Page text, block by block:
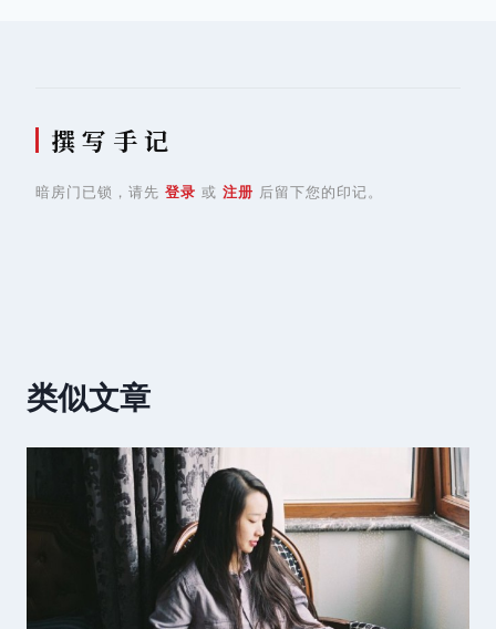
撰 写 手 记
暗房门已锁，请先 登录 或 注册 后留下您的印记。
类似文章